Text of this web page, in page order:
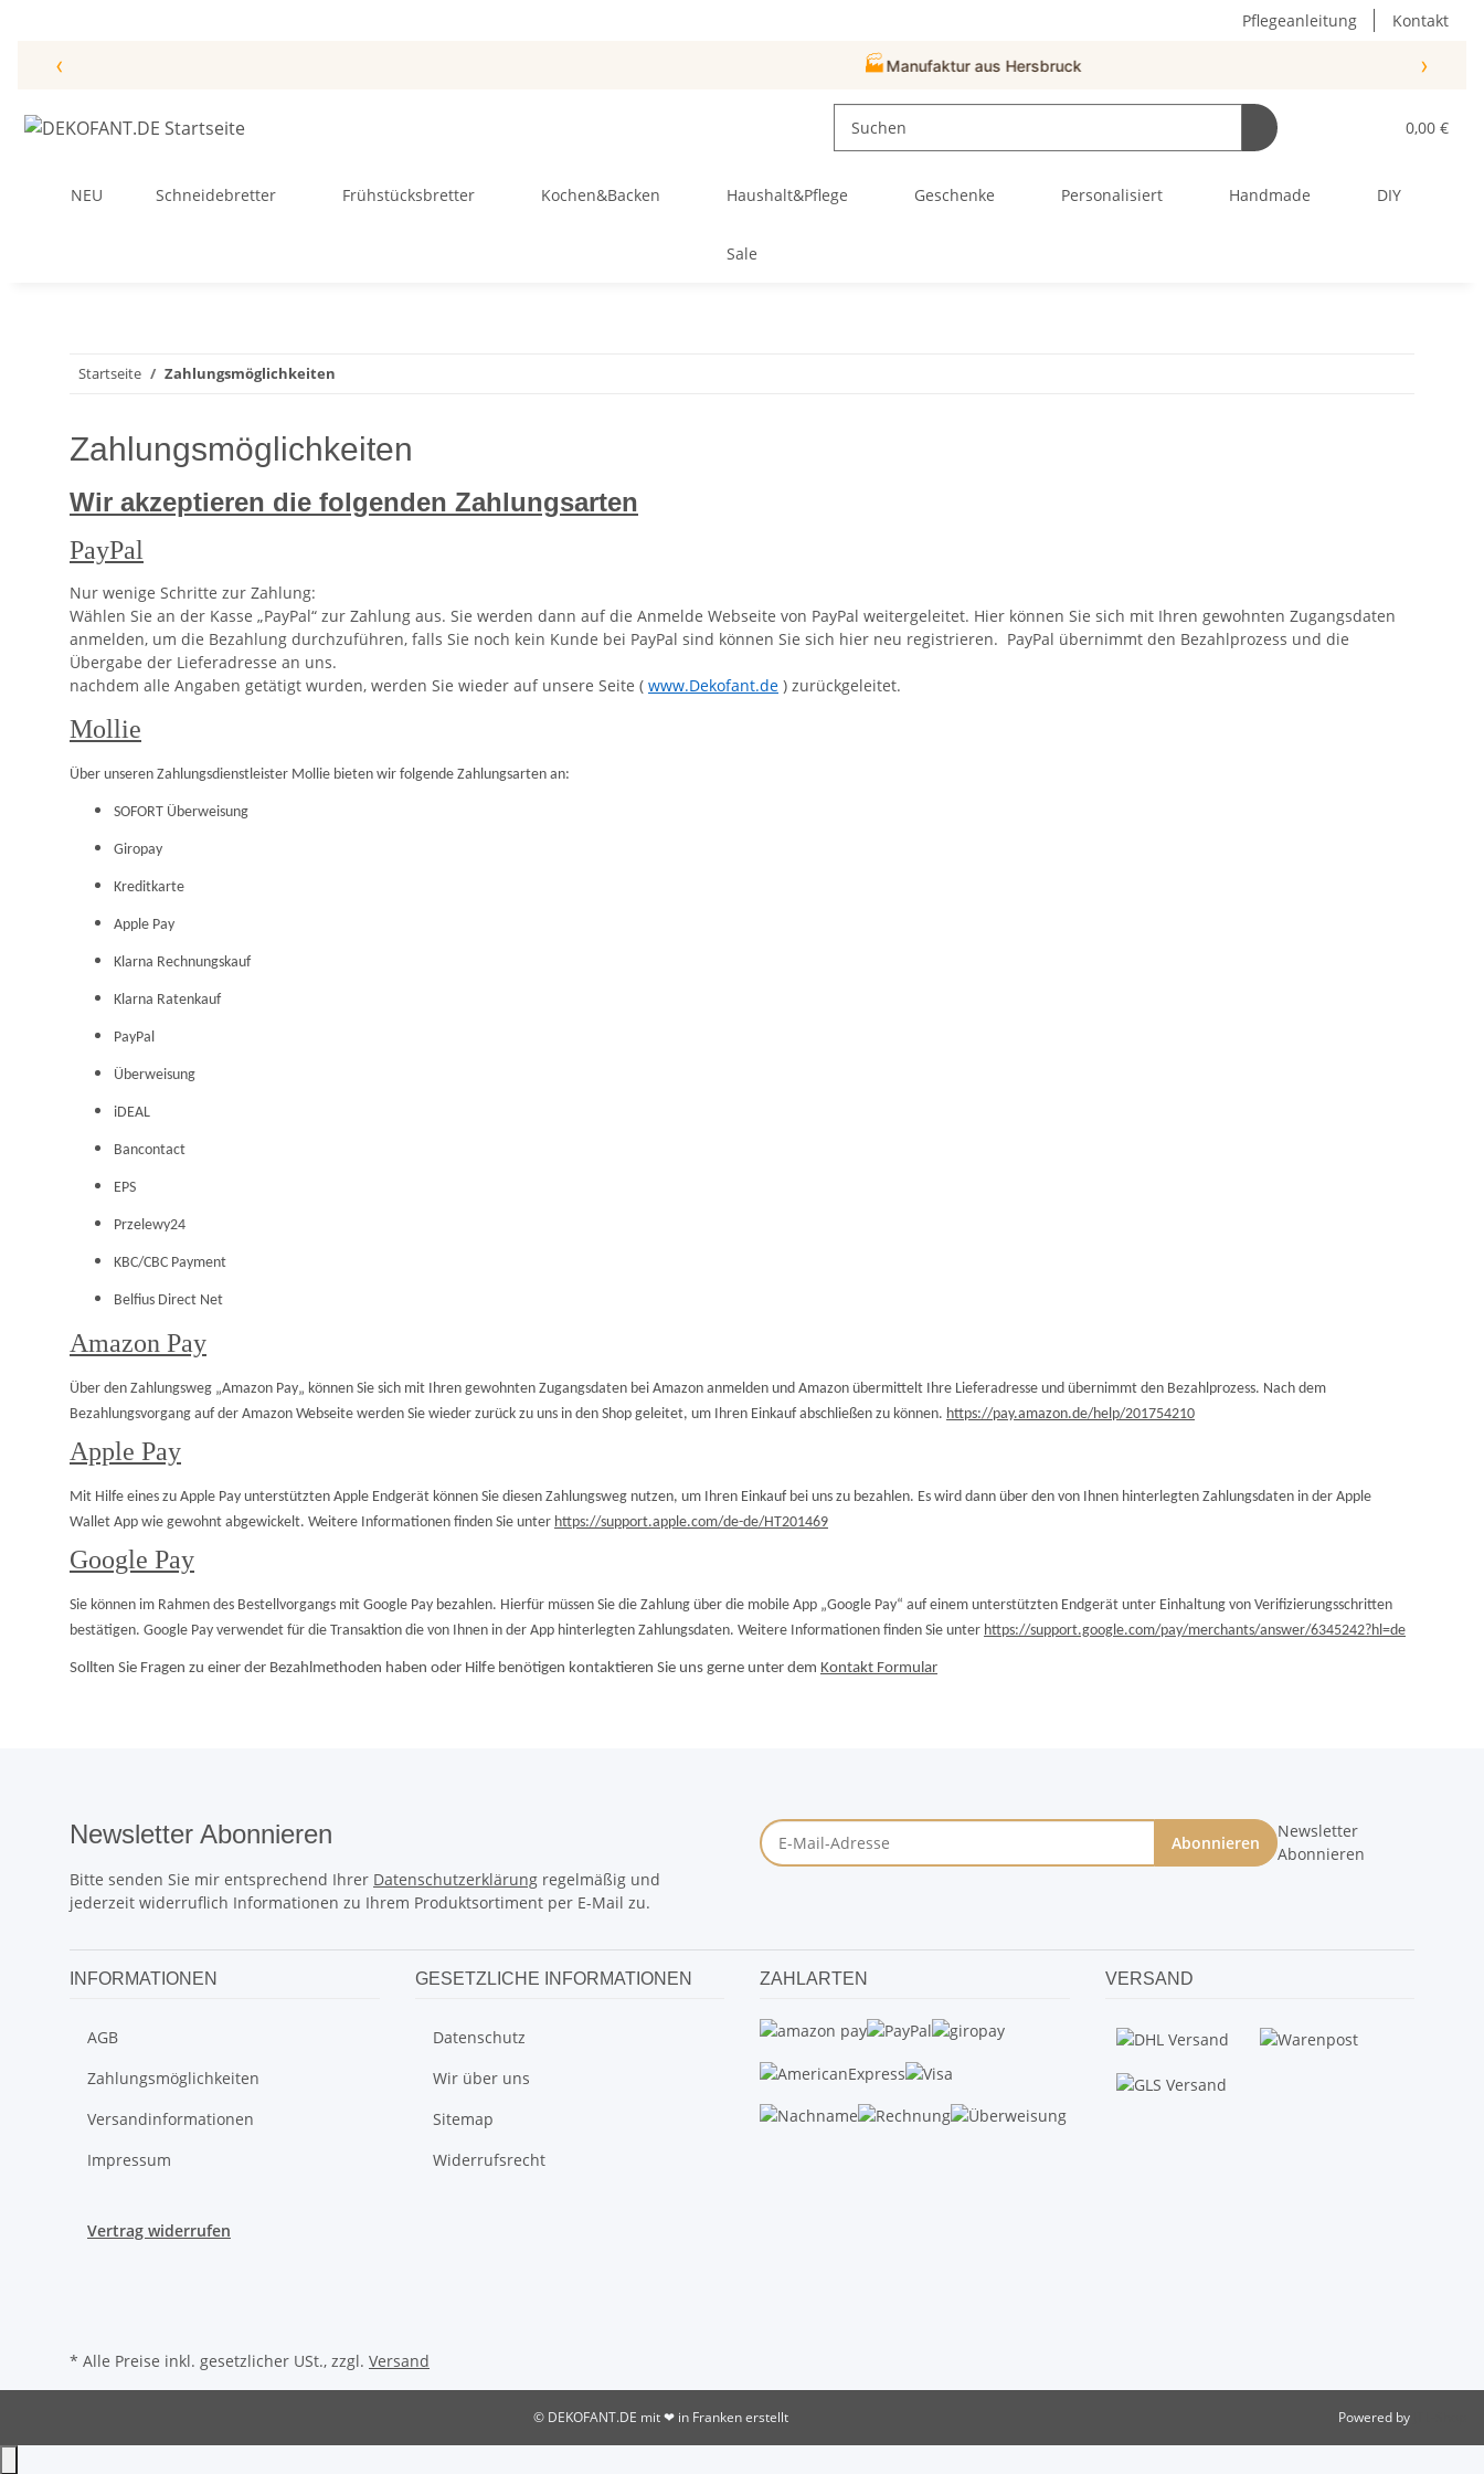
Pflegeanleitung Kontakt
‹ ›
0,00 €
NEU Schneidebretter Frühstücksbretter Kochen&Backen Haushalt&Pflege Geschenke Personalisiert Handmade DIY
Sale
Startseite Zahlungsmöglichkeiten
Zahlungsmöglichkeiten
Wir akzeptieren die folgenden Zahlungsarten
PayPal
Nur wenige Schritte zur Zahlung:
Wählen Sie an der Kasse „PayPal“ zur Zahlung aus. Sie werden dann auf die Anmelde Webseite von PayPal weitergeleitet. Hier können Sie sich mit Ihren gewohnten Zugangsdaten
anmelden, um die Bezahlung durchzuführen, falls Sie noch kein Kunde bei PayPal sind können Sie sich hier neu registrieren. PayPal übernimmt den Bezahlprozess und die
Übergabe der Lieferadresse an uns.
nachdem alle Angaben getätigt wurden, werden Sie wieder auf unsere Seite ( www.Dekofant.de ) zurückgeleitet.
Mollie
Über unseren Zahlungsdienstleister Mollie bieten wir folgende Zahlungsarten an:
SOFORT Überweisung
Giropay
Kreditkarte
Apple Pay
Klarna Rechnungskauf
Klarna Ratenkauf
PayPal
Überweisung
iDEAL
Bancontact
EPS
Przelewy24
KBC/CBC Payment
Belfius Direct Net
Amazon Pay
Über den Zahlungsweg „Amazon Pay„ können Sie sich mit Ihren gewohnten Zugangsdaten bei Amazon anmelden und Amazon übermittelt Ihre Lieferadresse und übernimmt den Bezahlprozess. Nach dem
Bezahlungsvorgang auf der Amazon Webseite werden Sie wieder zurück zu uns in den Shop geleitet, um Ihren Einkauf abschließen zu können. https://pay.amazon.de/help/201754210
Apple Pay
Mit Hilfe eines zu Apple Pay unterstützten Apple Endgerät können Sie diesen Zahlungsweg nutzen, um Ihren Einkauf bei uns zu bezahlen. Es wird dann über den von Ihnen hinterlegten Zahlungsdaten in der Apple
Wallet App wie gewohnt abgewickelt. Weitere Informationen finden Sie unter https://support.apple.com/de-de/HT201469
Google Pay
Sie können im Rahmen des Bestellvorgangs mit Google Pay bezahlen. Hierfür müssen Sie die Zahlung über die mobile App „Google Pay“ auf einem unterstützten Endgerät unter Einhaltung von Verifizierungsschritten
bestätigen. Google Pay verwendet für die Transaktion die von Ihnen in der App hinterlegten Zahlungsdaten. Weitere Informationen finden Sie unter https://support.google.com/pay/merchants/answer/6345242?hl=de
Sollten Sie Fragen zu einer der Bezahlmethoden haben oder Hilfe benötigen kontaktieren Sie uns gerne unter dem Kontakt Formular
Newsletter Abonnieren
Bitte senden Sie mir entsprechend Ihrer Datenschutzerklärung regelmäßig und
jederzeit widerruflich Informationen zu Ihrem Produktsortiment per E-Mail zu.
Abonnieren
Newsletter
Abonnieren
INFORMATIONEN
AGB
Zahlungsmöglichkeiten
Versandinformationen
Impressum
GESETZLICHE INFORMATIONEN
Datenschutz
Wir über uns
Sitemap
Widerrufsrecht
ZAHLARTEN VERSAND
Vertrag widerrufen
* Alle Preise inkl. gesetzlicher USt., zzgl. Versand
© DEKOFANT.DE mit ❤ in Franken erstellt Powered by